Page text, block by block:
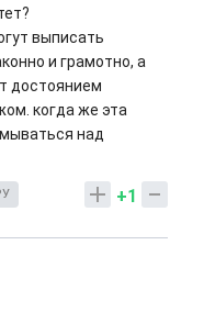
выписать
и грамотно, а
достоянием
когда же эта
над
+1